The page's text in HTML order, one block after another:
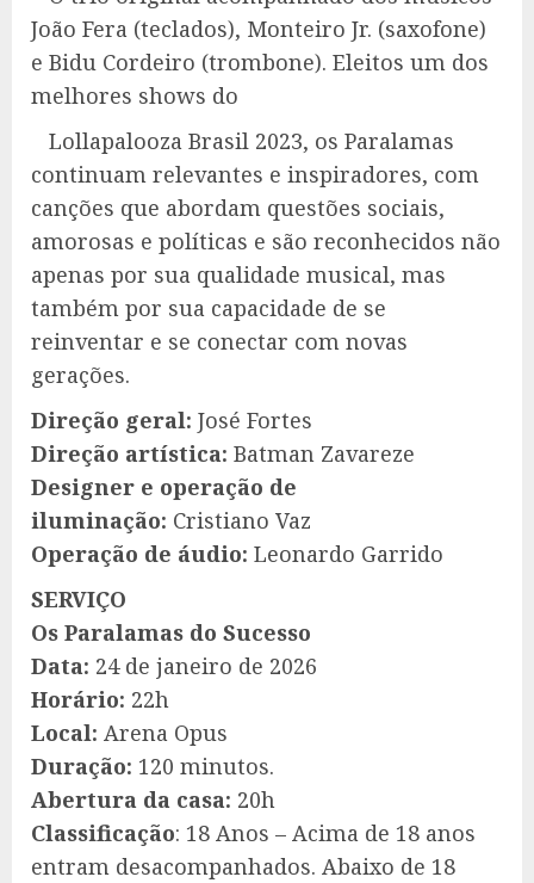
João Fera (teclados), Monteiro Jr. (saxofone)
e Bidu Cordeiro (trombone). Eleitos um dos
melhores shows do
Lollapalooza Brasil 2023, os Paralamas
continuam relevantes e inspiradores, com
canções que abordam questões sociais,
amorosas e políticas e são reconhecidos não
apenas por sua qualidade musical, mas
também por sua capacidade de se
reinventar e se conectar com novas
gerações.
Direção geral: José Fortes
Direção artística: Batman Zavareze
Designer e operação de
iluminação: Cristiano Vaz
Operação de áudio: Leonardo Garrido
SERVIÇO
Os Paralamas do Sucesso
Data: 24 de janeiro de 2026
Horário: 22h
Local: Arena Opus
Duração: 120 minutos.
Abertura da casa: 20h
Classificação: 18 Anos – Acima de 18 anos
entram desacompanhados. Abaixo de 18